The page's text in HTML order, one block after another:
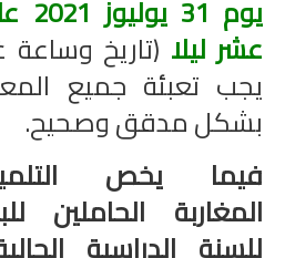
عشر ليلا (تاريخ وساعة
يجب تعبئة جميع
بشكل مدقق وصحيح.
فيما يخص
المغاربة الحاملين